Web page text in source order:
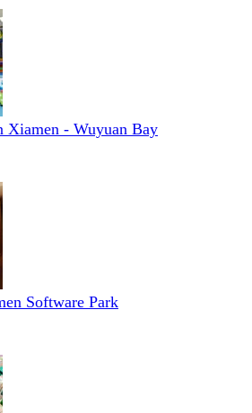
Xiamen - Wuyuan Bay
Software Park